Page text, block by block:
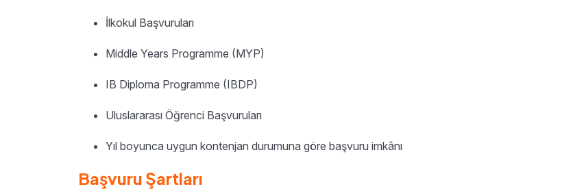
İlkokul Başvuruları
Middle Years Programme (MYP)
IB Diploma Programme (IBDP)
Uluslararası Öğrenci Başvuruları
Yıl boyunca uygun kontenjan durumuna göre başvuru imkânı
Başvuru Şartları